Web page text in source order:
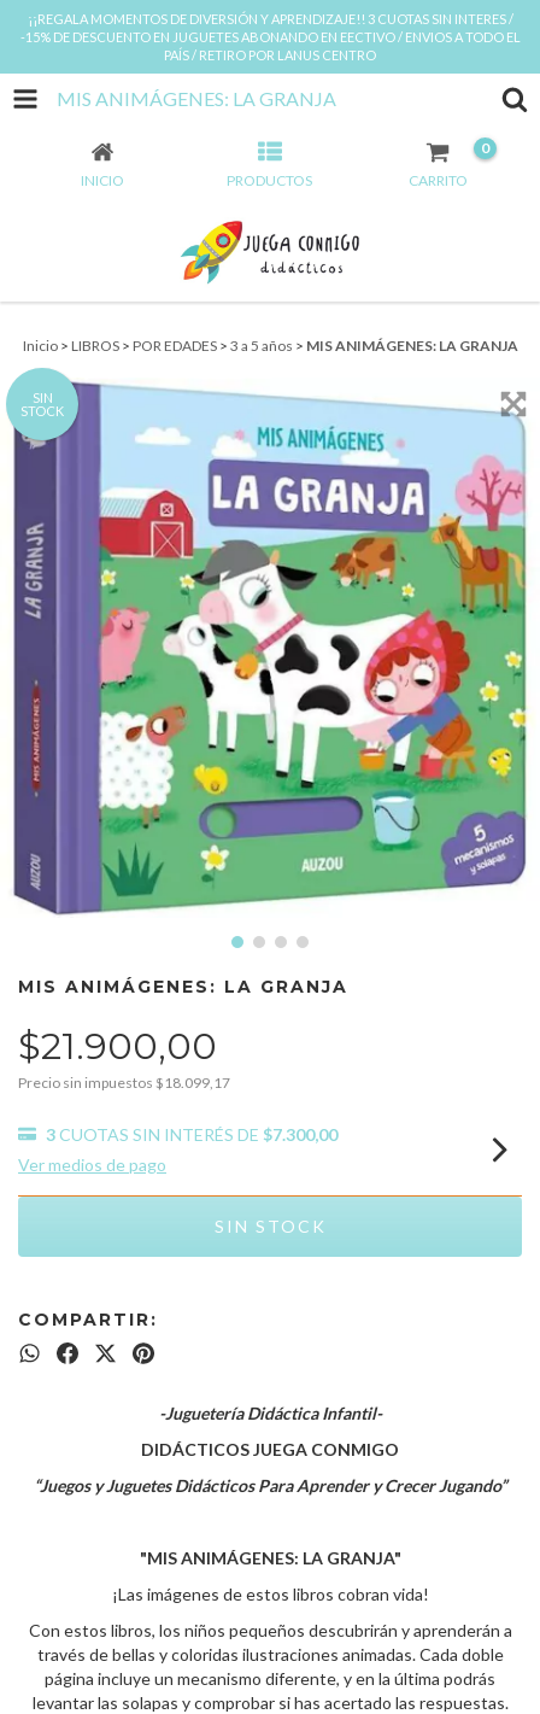
¡¡REGALA MOMENTOS DE DIVERSIÓN Y APRENDIZAJE!! 3 CUOTAS SIN INTERES /
-15% DE DESCUENTO EN JUGUETES ABONANDO EN EECTIVO / ENVIOS A TODO EL
PAÍS / RETIRO POR LANUS CENTRO
MIS ANIMÁGENES: LA GRANJA
INICIO PRODUCTOS CARRITO
0
Inicio > LIBROS > POR EDADES > 3 a 5 años > MIS ANIMÁGENES: LA GRANJA
SIN
STOCK
MIS ANIMÁGENES: LA GRANJA
$21.900,00
Precio sin impuestos $18.099,17
3 CUOTAS SIN INTERÉS DE $7.300,00
Ver medios de pago
COMPARTIR:
-Juguetería Didáctica Infantil-
DIDÁCTICOS JUEGA CONMIGO
“Juegos y Juguetes Didácticos Para Aprender y Crecer Jugando”
"MIS ANIMÁGENES: LA GRANJA"
¡Las imágenes de estos libros cobran vida!
Con estos libros, los niños pequeños descubrirán y aprenderán a
través de bellas y coloridas ilustraciones animadas. Cada doble
página incluye un mecanismo diferente, y en la última podrás
levantar las solapas y comprobar si has acertado las respuestas.